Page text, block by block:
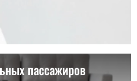
пассажиров